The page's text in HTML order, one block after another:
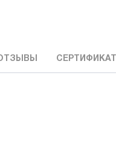
СЕРТИФИКАТ